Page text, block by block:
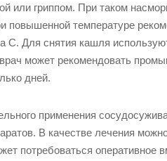
или гриппом. При таком
повышенной температуре
Для снятия кашля
может рекомендовать
дней.
применения
В качестве лечения
потребоваться оперативное